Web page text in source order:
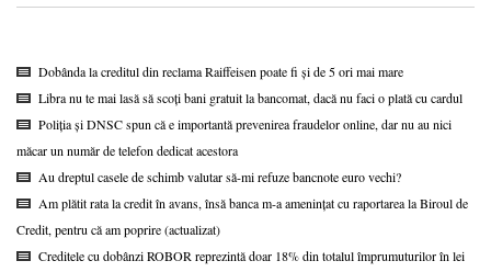
Dobânda la creditul din reclama Raiffeisen poate fi și de 5 ori mai mare
Libra nu te mai lasă să scoți bani gratuit la bancomat, dacă nu faci o plată cu cardul
Poliția și DNSC spun că e importantă prevenirea fraudelor online, dar nu au nici
măcar un număr de telefon dedicat acestora
Au dreptul casele de schimb valutar să-mi refuze bancnote euro vechi?
Am plătit rata la credit în avans, însă banca m-a amenințat cu raportarea la Biroul de
Credit, pentru că am poprire (actualizat)
Creditele cu dobânzi ROBOR reprezintă doar 18% din totalul împrumuturilor în lei